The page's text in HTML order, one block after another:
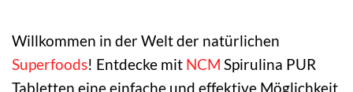
Willkommen in der Welt der natürlichen
Superfoods! Entdecke mit NCM Spirulina PUR
Tabletten eine einfache und effektive Möglichkeit,